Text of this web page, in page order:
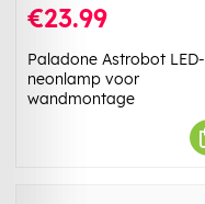
€23.99
Paladone Astrobot LED-
neonlamp voor
wandmontage